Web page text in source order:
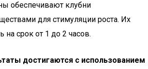
обеспечивают клубни
для стимуляции роста. Их
на срок от 1 до 2 часов.
достигаются с использованием